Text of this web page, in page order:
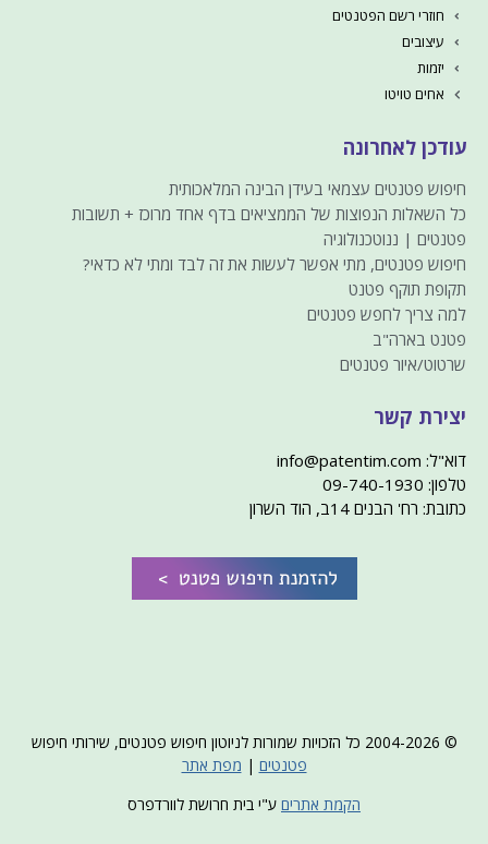
חוזרי רשם הפטנטים
עיצובים
יזמות
אחים טויטו
עודכן לאחרונה
חיפוש פטנטים עצמאי בעידן הבינה המלאכותית
כל השאלות הנפוצות של הממציאים בדף אחד מרוכז + תשובות
פטנטים | ננוטכנולוגיה
חיפוש פטנטים, מתי אפשר לעשות את זה לבד ומתי לא כדאי?
תקופת תוקף פטנט
למה צריך לחפש פטנטים
פטנט בארה"ב
שרטוט/איור פטנטים
יצירת קשר
דוא"ל: info@patentim.com
טלפון: 09-740-1930
כתובת: רח' הבנים 14ב, הוד השרון
© 2004-2026 כל הזכויות שמורות לניוטון חיפוש פטנטים, שירותי חיפוש
פטנטים | מפת אתר
הקמת אתרים ע"י בית חרושת לוורדפרס